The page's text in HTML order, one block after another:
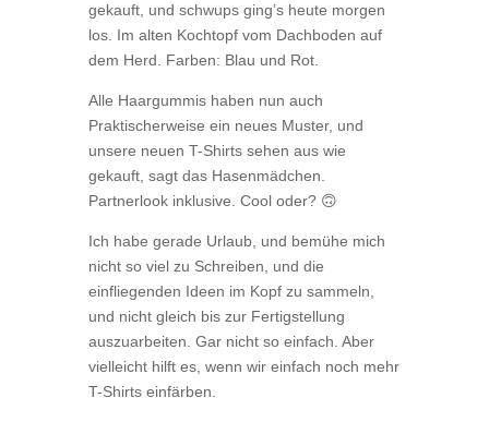
gekauft, und schwups ging’s heute morgen
los. Im alten Kochtopf vom Dachboden auf
dem Herd. Farben: Blau und Rot.
Alle Haargummis haben nun auch
Praktischerweise ein neues Muster, und
unsere neuen T-Shirts sehen aus wie
gekauft, sagt das Hasenmädchen.
Partnerlook inklusive. Cool oder? 🙃
Ich habe gerade Urlaub, und bemühe mich
nicht so viel zu Schreiben, und die
einfliegenden Ideen im Kopf zu sammeln,
und nicht gleich bis zur Fertigstellung
auszuarbeiten. Gar nicht so einfach. Aber
vielleicht hilft es, wenn wir einfach noch mehr
T-Shirts einfärben.